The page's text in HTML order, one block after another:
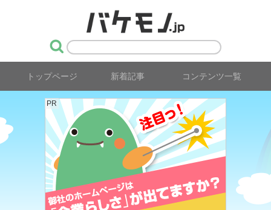
トップページ 新着記事 コンテンツ一覧
PR